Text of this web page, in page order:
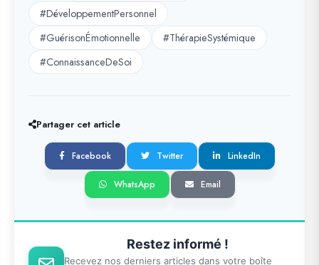
#DéveloppementPersonnel
#GuérisonÉmotionnelle
#ThérapieSystémique
#ConnaissanceDeSoi
Partager cet article
Facebook Twitter LinkedIn
WhatsApp Email
Restez informé !
Recevez nos derniers articles dans votre boîte